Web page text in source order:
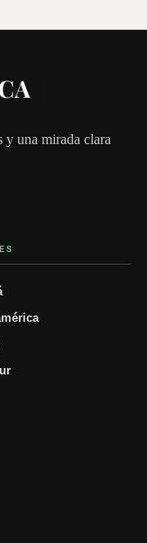
y una mirada clara